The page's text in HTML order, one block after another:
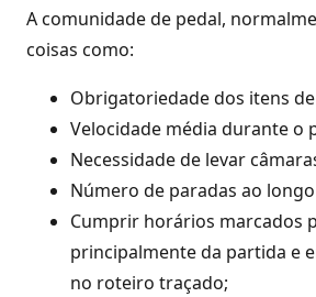
A comunidade de pedal,
coisas como:
Obrigatoriedade dos itens
Velocidade média durante o
Necessidade de levar
Número de paradas ao
Cumprir horários marcados
principalmente da partida e
no roteiro traçado;